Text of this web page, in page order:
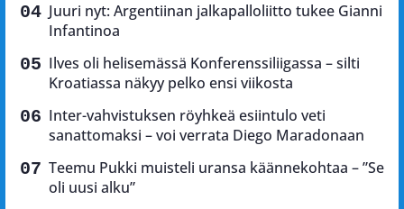
Juuri nyt: Argentiinan jalkapalloliitto tukee Gianni
Infantinoa
Ilves oli helisemässä Konferenssiliigassa – silti
Kroatiassa näkyy pelko ensi viikosta
Inter-vahvistuksen röyhkeä esiintulo veti
sanattomaksi – voi verrata Diego Maradonaan
Teemu Pukki muisteli uransa käännekohtaa – ”Se
oli uusi alku”